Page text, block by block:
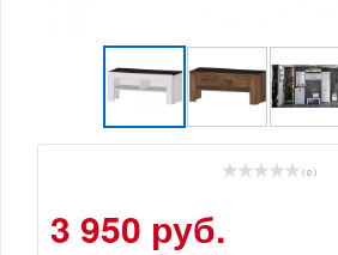
( 0 )
3 950 руб.